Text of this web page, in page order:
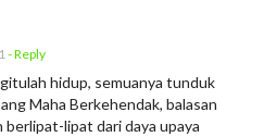
- Reply
hidup, semuanya tunduk
Maha Berkehendak, balasan
berlipat-lipat dari daya upaya